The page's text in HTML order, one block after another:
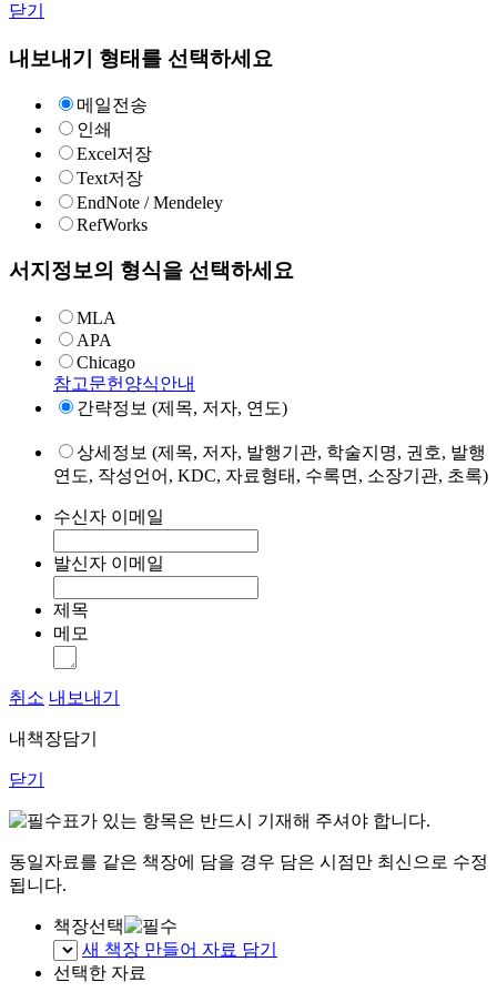
닫기
내보내기 형태를 선택하세요
메일전송
인쇄
Excel저장
Text저장
EndNote / Mendeley
RefWorks
서지정보의 형식을 선택하세요
MLA
APA
Chicago
참고문헌양식안내
간략정보 (제목, 저자, 연도)
상세정보 (제목, 저자, 발행기관, 학술지명, 권호, 발행
연도, 작성언어, KDC, 자료형태, 수록면, 소장기관, 초록)
수신자 이메일
발신자 이메일
제목
메모
취소 내보내기
내책장담기
닫기
표가 있는 항목은 반드시 기재해 주셔야 합니다.
동일자료를 같은 책장에 담을 경우 담은 시점만 최신으로 수정
됩니다.
책장선택
새 책장 만들어 자료 담기
선택한 자료